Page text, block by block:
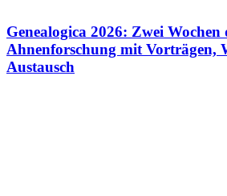
Genealogica 2026: Zwei Wochen
Ahnenforschung mit Vorträgen,
Austausch